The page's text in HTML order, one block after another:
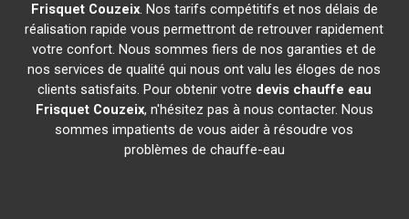
Frisquet Couzeix. Nos tarifs compétitifs et nos délais de
réalisation rapide vous permettront de retrouver rapidement
votre confort. Nous sommes fiers de nos garanties et de
nos services de qualité qui nous ont valu les éloges de nos
clients satisfaits. Pour obtenir votre devis chauffe eau
Frisquet Couzeix, n'hésitez pas à nous contacter. Nous
sommes impatients de vous aider à résoudre vos
problèmes de chauffe-eau